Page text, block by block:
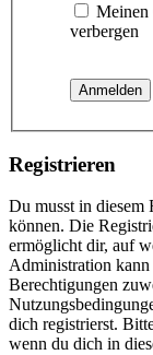
Meinen
verbergen
Registrieren
Du musst in diesem
können. Die
ermöglicht dir, auf
Administration kann
Berechtigungen
dich registrierst.
wenn du dich in